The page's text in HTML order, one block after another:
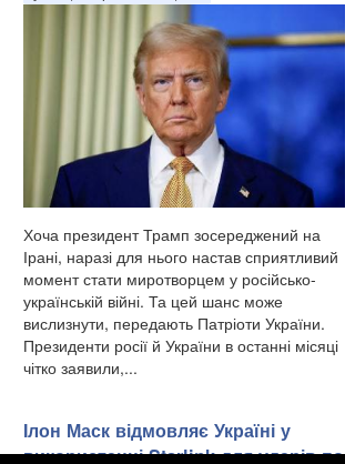
Хоча президент Трамп зосереджений на
Ірані, наразі для нього настав сприятливий
момент стати миротворцем у російсько-
українській війні. Та цей шанс може
вислизнути, передають Патріоти України.
Президенти росії й України в останні місяці
чітко заявили,...
Ілон Маск відмовляє Україні у
використанні Starlink для ударів по